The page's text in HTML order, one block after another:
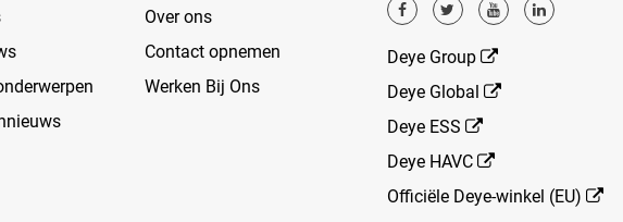
Over ons
Contact opnemen
Werken Bij Ons
Deye Group
Deye Global
Deye ESS
Deye HAVC
Officiële Deye-winkel (EU)